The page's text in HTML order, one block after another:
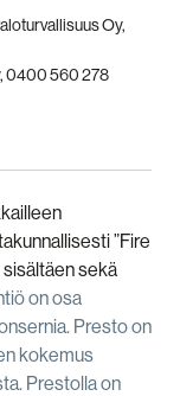
Oy,
0400 560 278
”Fire
sekä
on osa
Presto on
kokemus
Prestolla on